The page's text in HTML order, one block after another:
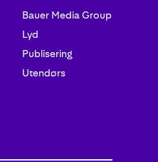
Bauer Media Group
Lyd
Publisering
Utendørs